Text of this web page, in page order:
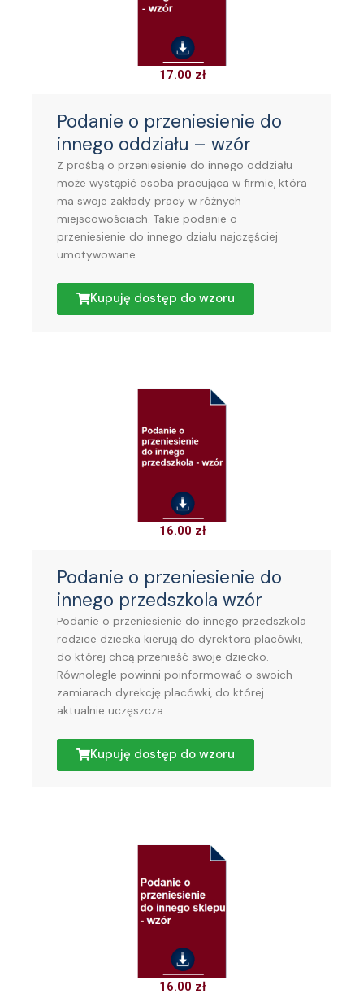
17.00 zł
Podanie o przeniesienie do
innego oddziału – wzór
Z prośbą o przeniesienie do innego oddziału
może wystąpić osoba pracująca w firmie, która
ma swoje zakłady pracy w różnych
miejscowościach. Takie podanie o
przeniesienie do innego działu najczęściej
umotywowane
Kupuję dostęp do wzoru
16.00 zł
Podanie o przeniesienie do
innego przedszkola wzór
Podanie o przeniesienie do innego przedszkola
rodzice dziecka kierują do dyrektora placówki,
do której chcą przenieść swoje dziecko.
Równolegle powinni poinformować o swoich
zamiarach dyrekcję placówki, do której
aktualnie uczęszcza
Kupuję dostęp do wzoru
16.00 zł